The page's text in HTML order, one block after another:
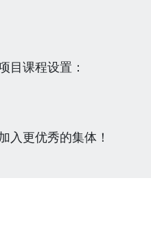
目课程设置：
入更优秀的集体！